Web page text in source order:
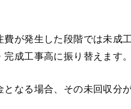
が発生した段階では未成
成工事高に振り替えます。
なる場合、その未回収分